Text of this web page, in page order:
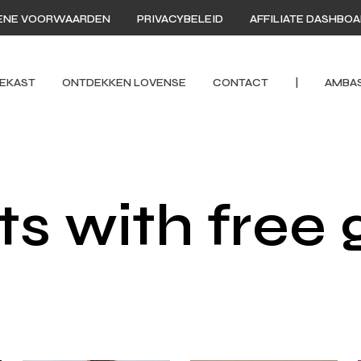
VOORWAARDEN PRIVACYBELEID AFFILIATE
ONTDEKKEN LOVENSE CONTACT
with free